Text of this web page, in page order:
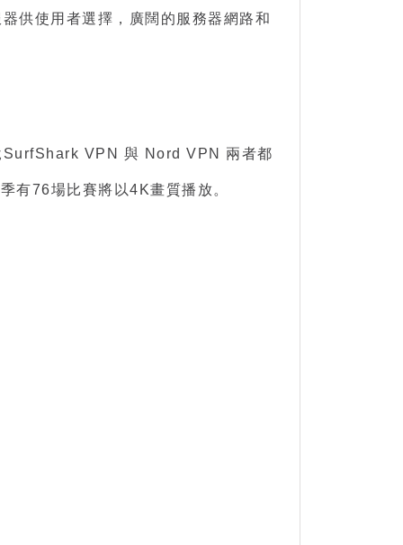
供使用者選擇，廣闊的服務器網路和
SurfShark VPN 與 Nord VPN 兩者都
有76場比賽將以4K畫質播放。